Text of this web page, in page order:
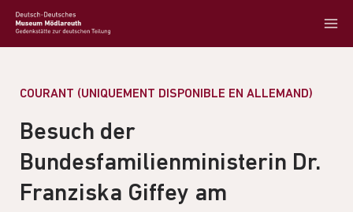
COURANT (UNIQUEMENT DISPONIBLE EN ALLEMAND)
Besuch der
Bundesfamilienministerin Dr.
Franziska Giffey am